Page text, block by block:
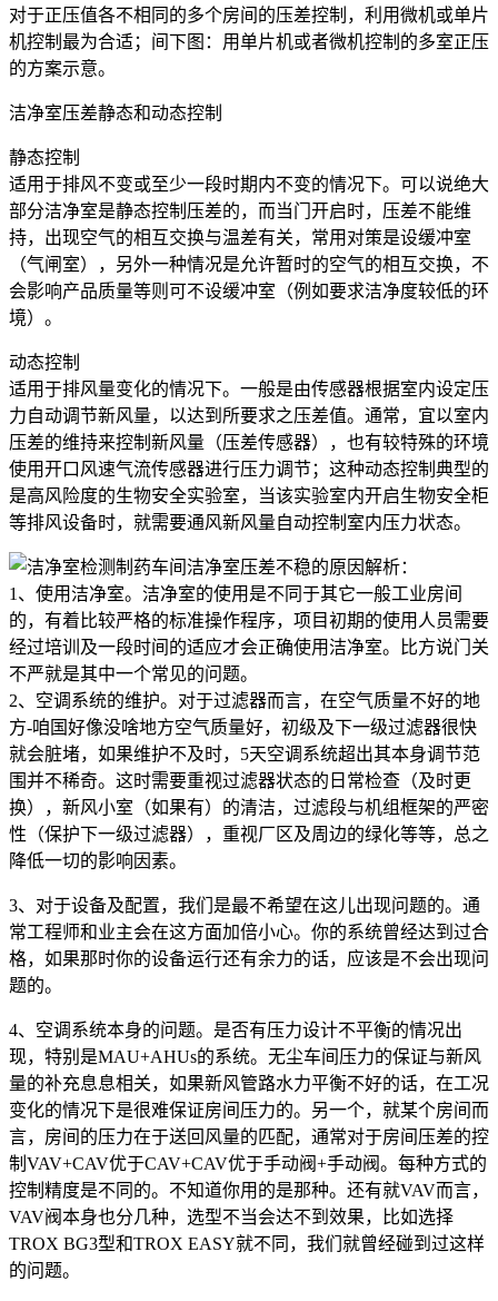
对于正压值各不相同的多个房间的压差控制，利用微机或单片
机控制最为合适；间下图：用单片机或者微机控制的多室正压
的方案示意。
洁净室压差静态和动态控制
静态控制
适用于排风不变或至少一段时期内不变的情况下。可以说绝大
部分洁净室是静态控制压差的，而当门开启时，压差不能维
持，出现空气的相互交换与温差有关，常用对策是设缓冲室
（气闸室），另外一种情况是允许暂时的空气的相互交换，不
会影响产品质量等则可不设缓冲室（例如要求洁净度较低的环
境）。
动态控制
适用于排风量变化的情况下。一般是由传感器根据室内设定压
力自动调节新风量，以达到所要求之压差值。通常，宜以室内
压差的维持来控制新风量（压差传感器），也有较特殊的环境
使用开口风速气流传感器进行压力调节；这种动态控制典型的
是高风险度的生物安全实验室，当该实验室内开启生物安全柜
等排风设备时，就需要通风新风量自动控制室内压力状态。
制药车间洁净室压差不稳的原因解析：
1、使用洁净室。洁净室的使用是不同于其它一般工业房间
的，有着比较严格的标准操作程序，项目初期的使用人员需要
经过培训及一段时间的适应才会正确使用洁净室。比方说门关
不严就是其中一个常见的问题。
2、空调系统的维护。对于过滤器而言，在空气质量不好的地
方-咱国好像没啥地方空气质量好，初级及下一级过滤器很快
就会脏堵，如果维护不及时，5天空调系统超出其本身调节范
围并不稀奇。这时需要重视过滤器状态的日常检查（及时更
换），新风小室（如果有）的清洁，过滤段与机组框架的严密
性（保护下一级过滤器），重视厂区及周边的绿化等等，总之
降低一切的影响因素。
3、对于设备及配置，我们是最不希望在这儿出现问题的。通
常工程师和业主会在这方面加倍小心。你的系统曾经达到过合
格，如果那时你的设备运行还有余力的话，应该是不会出现问
题的。
4、空调系统本身的问题。是否有压力设计不平衡的情况出
现，特别是MAU+AHUs的系统。无尘车间压力的保证与新风
量的补充息息相关，如果新风管路水力平衡不好的话，在工况
变化的情况下是很难保证房间压力的。另一个，就某个房间而
言，房间的压力在于送回风量的匹配，通常对于房间压差的控
制VAV+CAV优于CAV+CAV优于手动阀+手动阀。每种方式的
控制精度是不同的。不知道你用的是那种。还有就VAV而言，
VAV阀本身也分几种，选型不当会达不到效果，比如选择
TROX BG3型和TROX EASY就不同，我们就曾经碰到过这样
的问题。